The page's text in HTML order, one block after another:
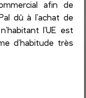
afin de
dû à l’achat de
l’UE est
d’habitude très